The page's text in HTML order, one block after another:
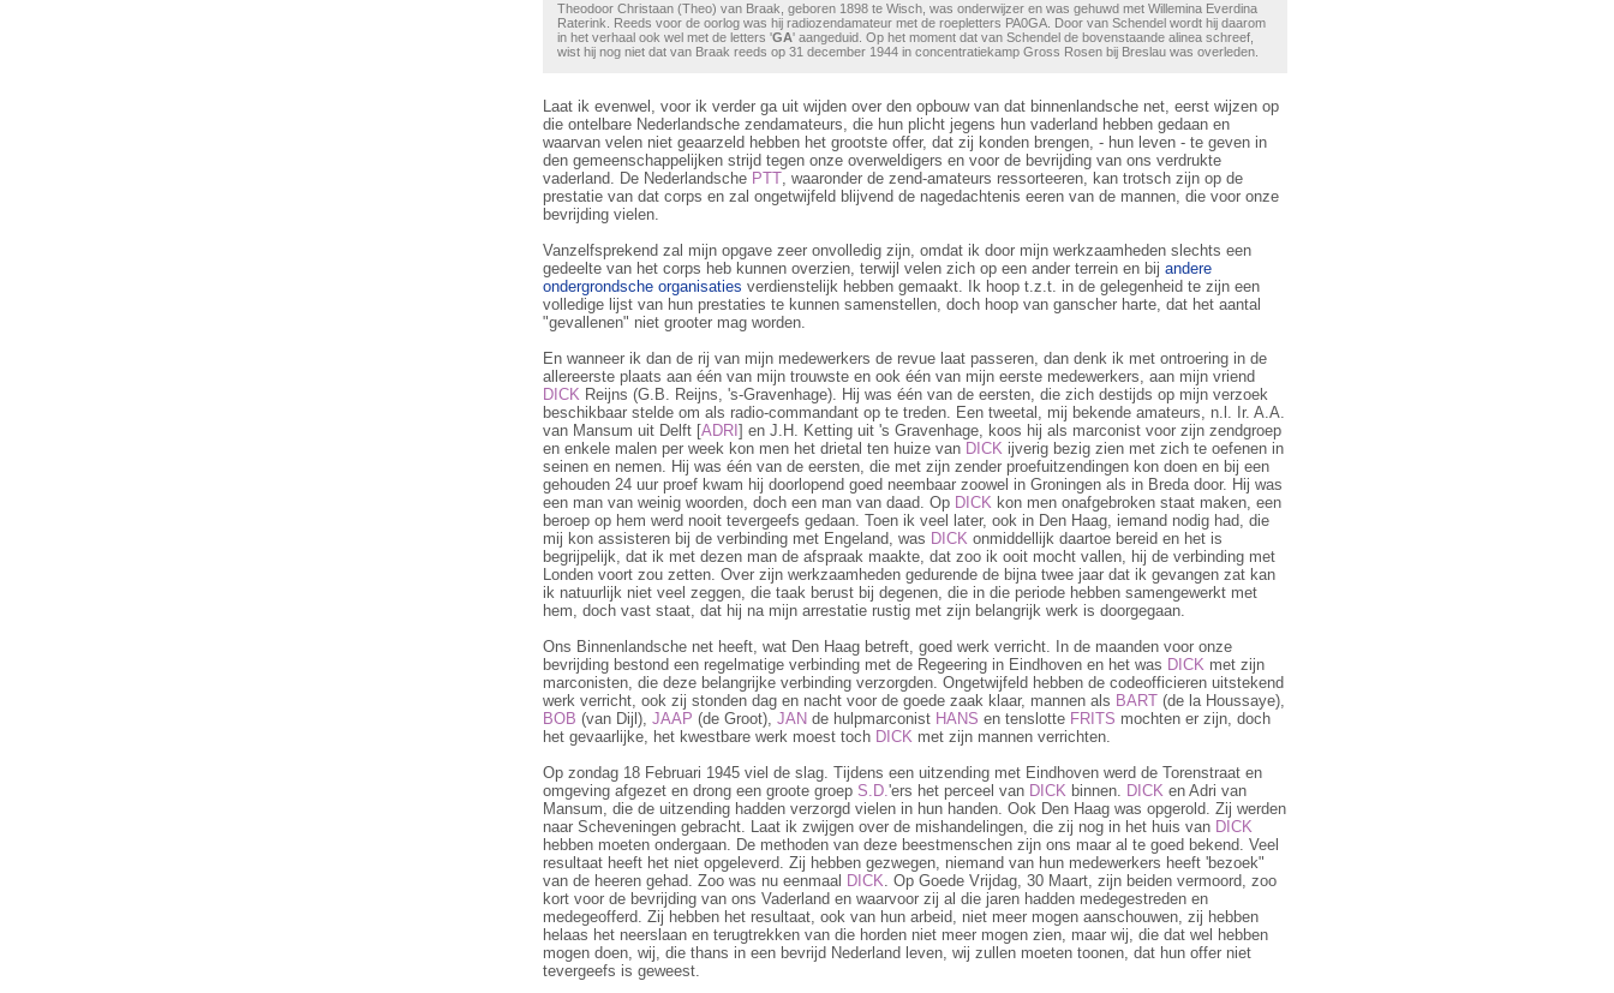
Theodoor Christaan (Theo) van Braak, geboren 1898 te Wisch, was onderwijzer en was gehuwd met Willemina Everdina
Raterink. Reeds voor de oorlog was hij radiozendamateur met de roepletters PA0GA. Door van Schendel wordt hij daarom
in het verhaal ook wel met de letters 'GA' aangeduid. Op het moment dat van Schendel de bovenstaande alinea schreef,
wist hij nog niet dat van Braak reeds op 31 december 1944 in concentratiekamp Gross Rosen bij Breslau was overleden.
Laat ik evenwel, voor ik verder ga uit wijden over den opbouw van dat binnenlandsche net, eerst wijzen op
die ontelbare Nederlandsche zendamateurs, die hun plicht jegens hun vaderland heb­ben gedaan en
waarvan velen niet geaarzeld hebben het grootste offer, dat zij konden brengen, - hun leven - te geven in
den gemeenschappelijken strijd tegen onze overweldigers en voor de bevrijding van ons verdrukte
vaderland. De Nederlandsche PTT, waaronder de zend-amateurs ressorteeren, kan trotsch zijn op de
prestatie van dat corps en zal ongetwijfeld blijvend de nagedachtenis eeren van de mannen, die voor onze
bevrijding vielen.
Vanzelfsprekend zal mijn opgave zeer onvolledig zijn, omdat ik door mijn werkzaamheden slechts een
gedeelte van het corps heb kunnen overzien, terwijl velen zich op een ander terrein en bij andere
ondergrondsche organisaties verdienstelijk hebben gemaakt. Ik hoop t.z.t. in de gelegenheid te zijn een
volledige lijst van hun prestaties te kunnen samenstellen, doch hoop van ganscher harte, dat het aantal
"gevallenen" niet grooter mag worden.
En wanneer ik dan de rij van mijn medewerkers de revue laat passeren, dan denk ik met ont­roe­ring in de
allereerste plaats aan één van mijn trouwste en ook één van mijn eerste medewerkers, aan mijn vriend
DICK Reijns (G.B. Reijns, 's-Gravenhage). Hij was één van de eersten, die zich des­tijds op mijn verzoek
beschikbaar stelde om als radio-commandant op te treden. Een tweetal, mij bekende amateurs, n.l. Ir. A.A.
van Mansum uit Delft [ADRI ] en J.H. Ketting uit 's Gravenhage, koos hij als marconist voor zijn zendgroep
en enkele malen per week kon men het drietal ten hui­ze van DICK ijverig bezig zien met zich te oefenen in
seinen en nemen. Hij was één van de eersten, die met zijn zender proefuitzendingen kon doen en bij een
gehouden 24 uur proef kwam hij doorlopend goed neembaar zoowel in Groningen als in Breda door. Hij was
een man van wei­nig woorden, doch een man van daad. Op DICK kon men onafgebroken staat maken, een
beroep op hem werd nooit tevergeefs gedaan. Toen ik veel later, ook in Den Haag, iemand nodig had, die
mij kon assisteren bij de verbinding met Engeland, was DICK onmiddellijk daartoe bereid en het is
begrijpelijk, dat ik met dezen man de afspraak maakte, dat zoo ik ooit mocht vallen, hij de ver­binding met
Londen voort zou zetten. Over zijn werkzaamheden gedurende de bijna twee jaar dat ik gevangen zat kan
ik natuurlijk niet veel zeggen, die taak berust bij degenen, die in die periode hebben samengewerkt met
hem, doch vast staat, dat hij na mijn arrestatie rustig met zijn be­lang­rijk werk is doorgegaan.
Ons Binnenlandsche net heeft, wat Den Haag betreft, goed werk verricht. In de maanden voor onze
bevrijding bestond een regelmatige verbinding met de Regeering in Eindhoven en het was DICK met zijn
marconisten, die deze belangrijke verbinding verzorgden. Ongetwijfeld hebben de codeofficieren uitstekend
werk verricht, ook zij stonden dag en nacht voor de goede zaak klaar, mannen als BART (de la Houssaye),
BOB (van Dijl), JAAP (de Groot), JAN de hulpmarconist HANS en tenslotte FRITS mochten er zijn, doch
het gevaarlijke, het kwestbare werk moest toch DICK met zijn mannen verrichten.
Op zondag 18 Februari 1945 viel de slag. Tijdens een uitzending met Eindhoven werd de Toren­straat en
omgeving afgezet en drong een groote groep S.D.'ers het perceel van DICK binnen. DICK en Adri van
Mansum, die de uitzending hadden verzorgd vielen in hun handen. Ook Den Haag was opgerold. Zij werden
naar Scheveningen gebracht. Laat ik zwijgen over de mis­han­de­lingen, die zij nog in het huis van DICK
hebben moeten ondergaan. De methoden van deze beest­menschen zijn ons maar al te goed bekend. Veel
resultaat heeft het niet opgeleverd. Zij hebben gezwegen, niemand van hun medewerkers heeft 'bezoek"
van de heeren gehad. Zoo was nu een­maal DICK. Op Goede Vrijdag, 30 Maart, zijn beiden vermoord, zoo
kort voor de bevrijding van ons Vaderland en waarvoor zij al die jaren hadden medegestreden en
medegeofferd. Zij hebben het resultaat, ook van hun arbeid, niet meer mogen aanschouwen, zij hebben
helaas het neer­slaan en terugtrekken van die horden niet meer mogen zien, maar wij, die dat wel hebben
mogen doen, wij, die thans in een bevrijd Nederland leven, wij zullen moeten toonen, dat hun offer niet
tevergeefs is geweest.